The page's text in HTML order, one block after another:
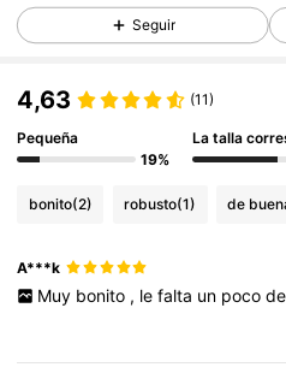
4,85 36K Seguidores
4,85 36K Seguidores
4,85 36K Seguidores
Seguir
4,63 (11)
Pequeña
19%
La talla
bonito(2) robusto(1) de
A***k
Muy bonito , le falta un poco de